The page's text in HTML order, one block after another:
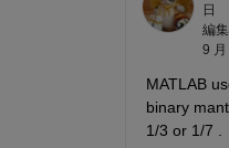
日
編
9 月
MATLAB
binary
1/3 or 1/7 .